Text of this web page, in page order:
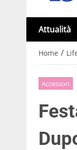
Attualità
Home /
Accessori